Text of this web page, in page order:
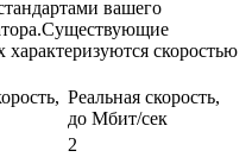
вашего
скоростью
Реальная скорость,
до Мбит/сек
2